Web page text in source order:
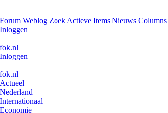
Forum Weblog Zoek Actieve Items Nieuws Columns
Inloggen
fok.nl
Inloggen
fok.nl
Actueel
Nederland
Internationaal
Economie